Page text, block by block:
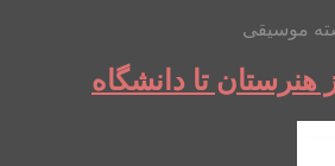
موسیقی
تا دانشگاه